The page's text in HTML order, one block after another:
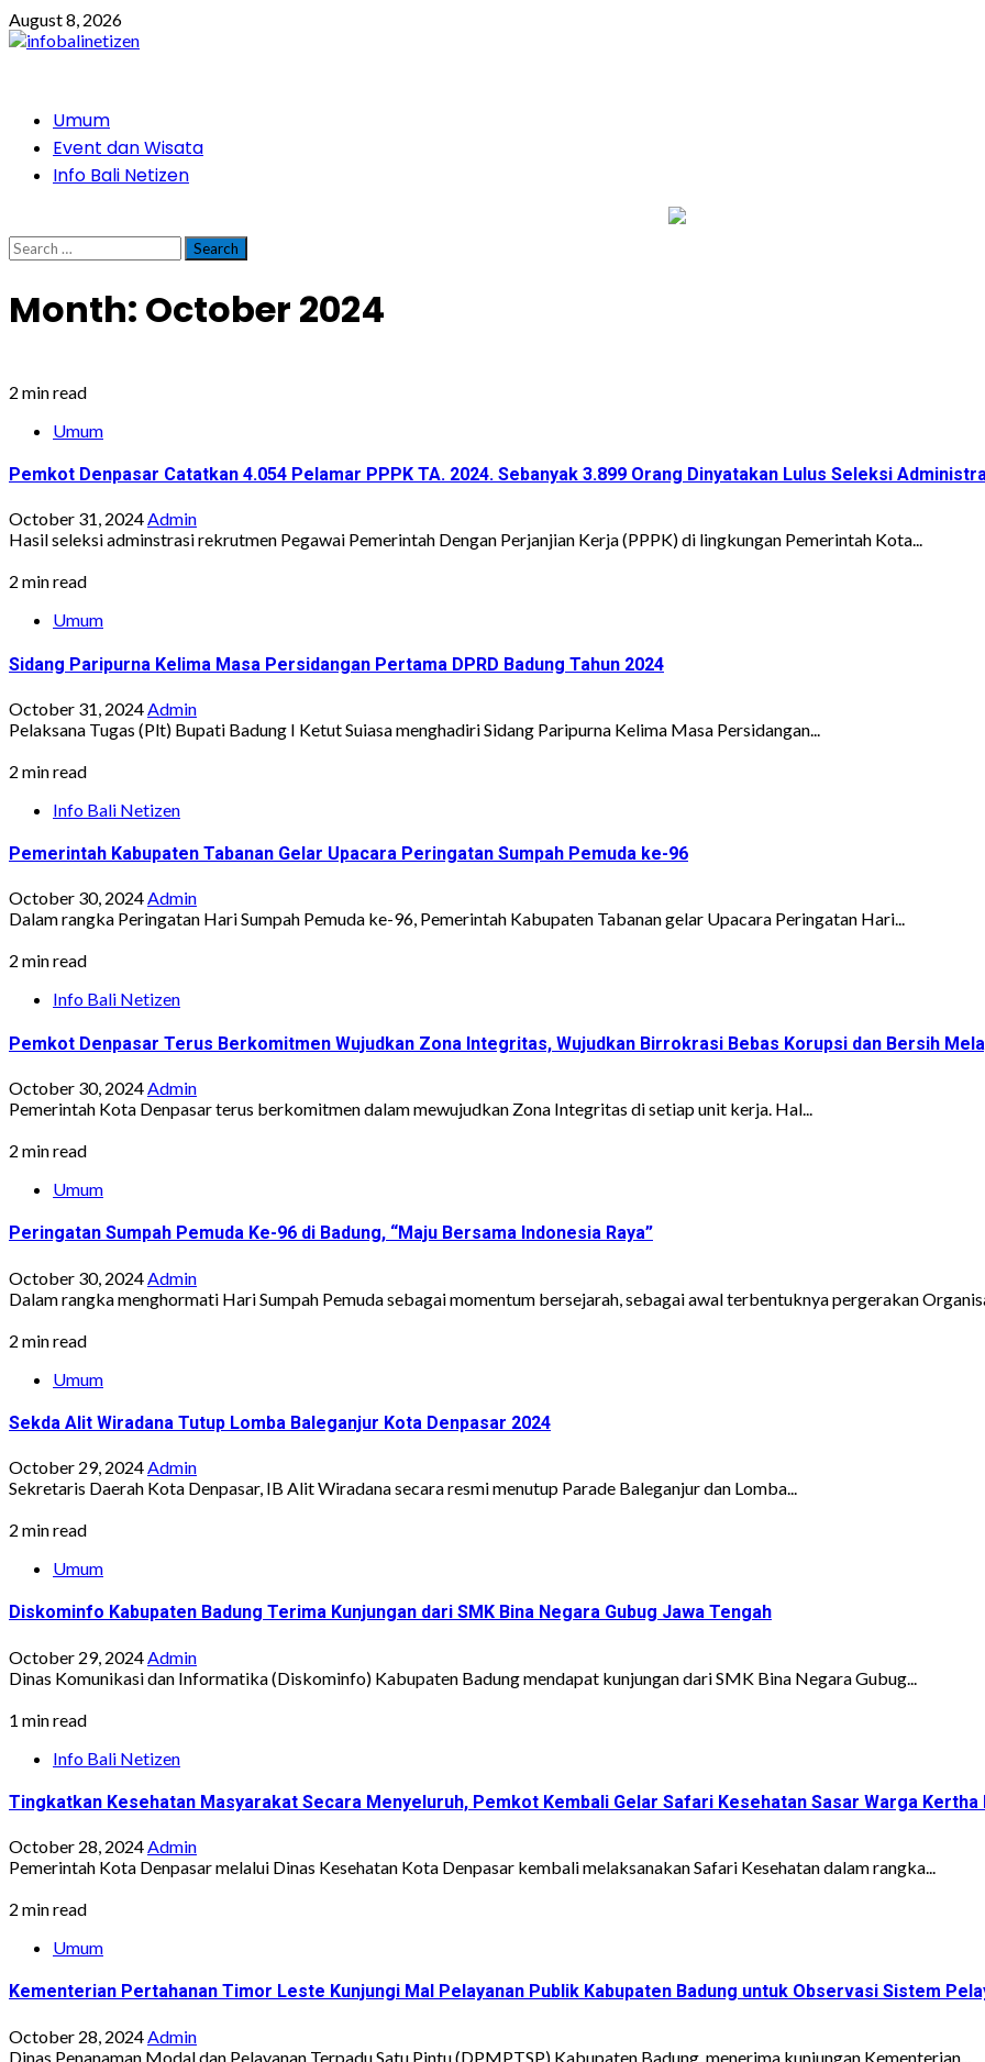
Skip
to
August 8, 2026
PrimaryUmum
Event dan Wisata
Info Bali Netizen
Search
for:
Month: October 2024
2 min read
Umum
Pemkot Denpasar Catatkan 4.054 Pelamar PPPK TA. 2024. Sebanyak 3.899 Orang Dinyatakan Lulus Seleksi
October 31, 2024Admin
Hasil seleksi adminstrasi rekrutmen Pegawai Pemerintah Dengan Perjanjian Kerja (PPPK) di lingkungan Pemerintah Kota...
2 min read
Umum
Sidang Paripurna Kelima Masa Persidangan Pertama DPRD Badung Tahun 2024
October 31, 2024Admin
Pelaksana Tugas (Plt) Bupati Badung I Ketut Suiasa menghadiri Sidang Paripurna Kelima Masa Persidangan...
2 min read
Info Bali Netizen
Pemerintah Kabupaten Tabanan Gelar Upacara Peringatan Sumpah Pemuda ke-96
October 30, 2024Admin
Dalam rangka Peringatan Hari Sumpah Pemuda ke-96, Pemerintah Kabupaten Tabanan gelar Upacara Peringatan Hari...
2 min read
Info Bali Netizen
Pemkot Denpasar Terus Berkomitmen Wujudkan Zona Integritas, Wujudkan Birrokrasi Bebas Korupsi dan Bersih
October 30, 2024Admin
Pemerintah Kota Denpasar terus berkomitmen dalam mewujudkan Zona Integritas di setiap unit kerja. Hal...
2 min read
Umum
Peringatan Sumpah Pemuda Ke-96 di Badung, “Maju Bersama Indonesia Raya”
October 30, 2024 Admin
Dalam rangka menghormati Hari Sumpah Pemuda sebagai momentum bersejarah, sebagai awal terbentuknya pergerakan
2 min read
Umum
Sekda Alit Wiradana Tutup Lomba Baleganjur Kota Denpasar 2024
October 29, 2024Admin
Sekretaris Daerah Kota Denpasar, IB Alit Wiradana secara resmi menutup Parade Baleganjur dan Lomba...
2 min read
Umum
Diskominfo Kabupaten Badung Terima Kunjungan dari SMK Bina Negara Gubug Jawa Tengah
October 29, 2024 Admin
Dinas Komunikasi dan Informatika (Diskominfo) Kabupaten Badung mendapat kunjungan dari SMK Bina Negara Gubug...
1 min read
Info Bali Netizen
Tingkatkan Kesehatan Masyarakat Secara Menyeluruh, Pemkot Kembali Gelar Safari Kesehatan Sasar Warga Kertha
October 28, 2024Admin
Pemerintah Kota Denpasar melalui Dinas Kesehatan Kota Denpasar kembali melaksanakan Safari Kesehatan dalam rangka...
2 min read
Umum
Kementerian Pertahanan Timor Leste Kunjungi Mal Pelayanan Publik Kabupaten Badung untuk Observasi Sistem
October 28, 2024 Admin
Dinas Penanaman Modal dan Pelayanan Terpadu Satu Pintu (DPMPTSP) Kabupaten Badung, menerima kunjungan Kementerian...